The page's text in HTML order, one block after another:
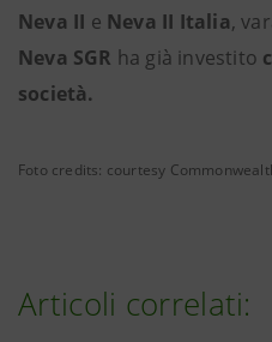
Neva II e Neva II Italia,
Neva SGR ha già investito
società.
Foto credits: courtesy
Articoli correlati: